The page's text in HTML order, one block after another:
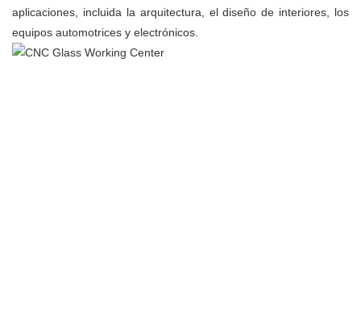
aplicaciones, incluida la arquitectura, el diseño de interiores, los
equipos automotrices y electrónicos.